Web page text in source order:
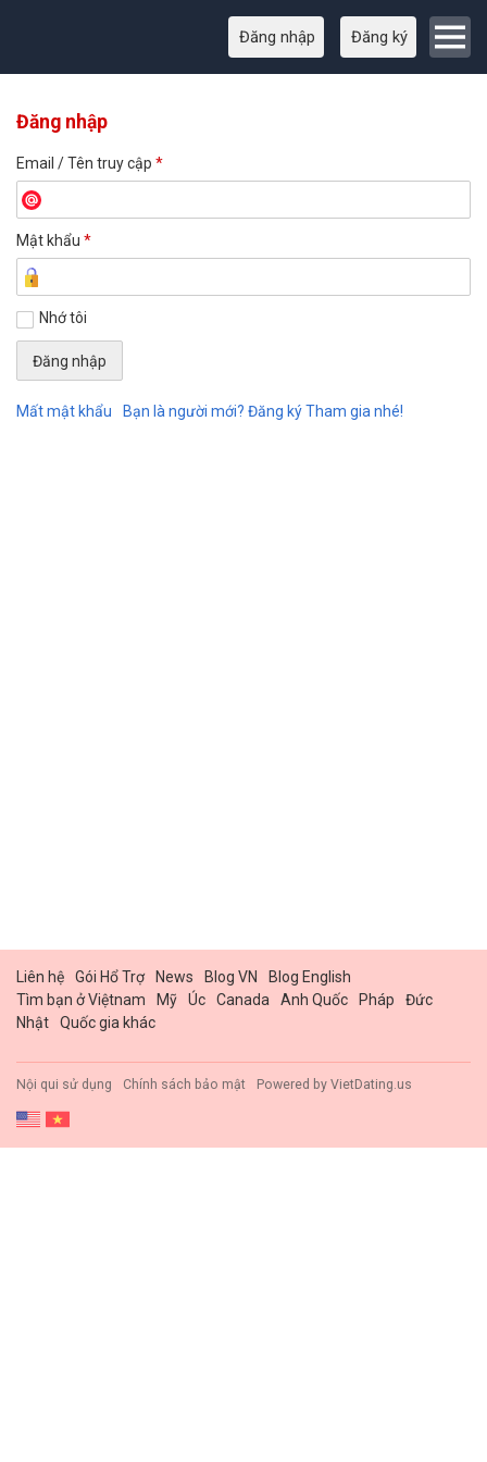
Đăng nhập Đăng ký
Đăng nhập
Email / Tên truy cập *
Mật khẩu *
Nhớ tôi
Mất mật khẩu Bạn là người mới? Đăng ký Tham gia nhé!
Liên hệ Gói Hổ Trợ News Blog VN
Blog English
Tìm bạn ở Việtnam
Mỹ Úc Canada Anh Quốc Pháp
Đức
Nhật
Quốc gia khác
Nội qui sử dụng Chính sách bảo mật Powered by VietDating.us